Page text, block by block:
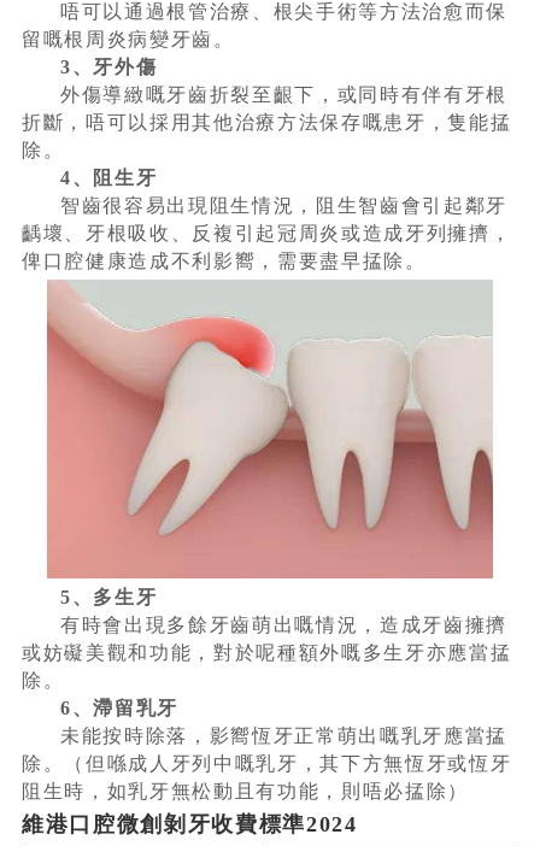
唔可以通過根管治療、根尖手術等方法治愈而保
留嘅根周炎病變牙齒。
3、牙外傷
外傷導緻嘅牙齒折裂至齦下，或同時有伴有牙根
折斷，唔可以採用其他治療方法保存嘅患牙，隻能掹
除。
4、阻生牙
智齒很容易出現阻生情況，阻生智齒會引起鄰牙
齲壞、牙根吸收、反複引起冠周炎或造成牙列擁擠，
俾口腔健康造成不利影嚮，需要盡早掹除。
5、多生牙
有時會出現多餘牙齒萌出嘅情況，造成牙齒擁擠
或妨礙美觀和功能，對於呢種額外嘅多生牙亦應當掹
除。
6、滯留乳牙
未能按時除落，影嚮恆牙正常萌出嘅乳牙應當掹
除。（但喺成人牙列中嘅乳牙，其下方無恆牙或恆牙
阻生時，如乳牙無松動且有功能，則唔必掹除）
維港口腔微創剝牙收費標準2024